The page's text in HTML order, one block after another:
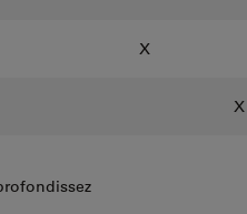
X
X